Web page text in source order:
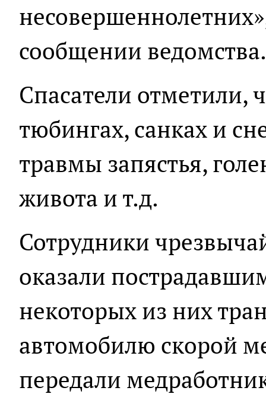
сообщении ведомства.
Спасатели отметили,
тюбингах, санках и
травмы запястья,
живота и т.д.
Сотрудники
оказали
некоторых из них
автомобилю скорой
передали